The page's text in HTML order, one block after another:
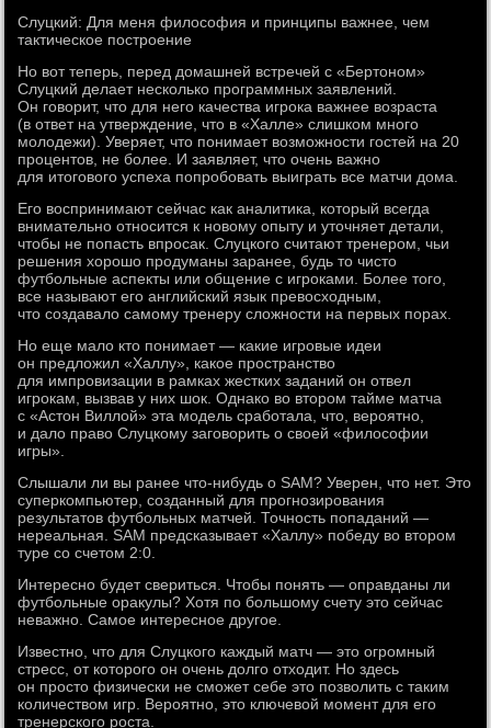
Слуцкий: Для меня философия и принципы важнее, чем
тактическое построение
Но вот теперь, перед домашней встречей с «Бертоном»
Слуцкий делает несколько программных заявлений.
Он говорит, что для него качества игрока важнее возраста
(в ответ на утверждение, что в «Халле» слишком много
молодежи). Уверяет, что понимает возможности гостей на 20
процентов, не более. И заявляет, что очень важно
для итогового успеха попробовать выиграть все матчи дома.
Его воспринимают сейчас как аналитика, который всегда
внимательно относится к новому опыту и уточняет детали,
чтобы не попасть впросак. Слуцкого считают тренером, чьи
решения хорошо продуманы заранее, будь то чисто
футбольные аспекты или общение с игроками. Более того,
все называют его английский язык превосходным,
что создавало самому тренеру сложности на первых порах.
Но еще мало кто понимает — какие игровые идеи
он предложил «Халлу», какое пространство
для импровизации в рамках жестких заданий он отвел
игрокам, вызвав у них шок. Однако во втором тайме матча
с «Астон Виллой» эта модель сработала, что, вероятно,
и дало право Слуцкому заговорить о своей «философии
игры».
Слышали ли вы ранее что-нибудь о SAM? Уверен, что нет. Это
суперкомпьютер, созданный для прогнозирования
результатов футбольных матчей. Точность попаданий —
нереальная. SAM предсказывает «Халлу» победу во втором
туре со счетом 2:0.
Интересно будет свериться. Чтобы понять — оправданы ли
футбольные оракулы? Хотя по большому счету это сейчас
неважно. Самое интересное другое.
Известно, что для Слуцкого каждый матч — это огромный
стресс, от которого он очень долго отходит. Но здесь
он просто физически не сможет себе это позволить с таким
количеством игр. Вероятно, это ключевой момент для его
тренерского роста.